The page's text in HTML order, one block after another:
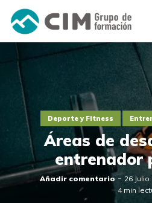
Deporte y Fitness
Áreas de
entrenador
Añadir comentario 26 Julio
4 min